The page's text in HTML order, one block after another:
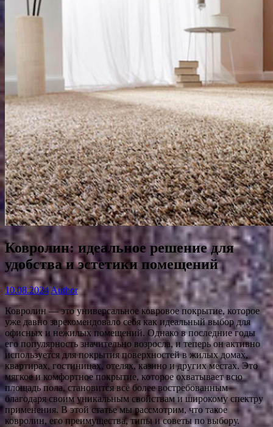
Ковролин: идеальное решение для
удобства и эстетики помещений
10.08.2024 Author
Ковролин — это универсальное ковровое покрытие, которое
уже давно зарекомендовало себя как идеальный выбор для
офисных и нежилых помещений. Однако в последние годы
его популярность значительно возросла, и теперь он активно
используется для покрытия поверхностей в жилых домах,
квартирах, гостиницах, отелях, казино и других местах. Это
мягкое и комфортное покрытие, которое охватывает всю
площадь пола, становится всё более востребованным
благодаря своим уникальным свойствам и широкому спектру
применения. В этой статье мы рассмотрим, что такое
ковролин, его преимущества, типы и советы по выбору.